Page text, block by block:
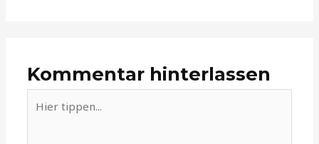
Kommentar hinterlassen
tippen...